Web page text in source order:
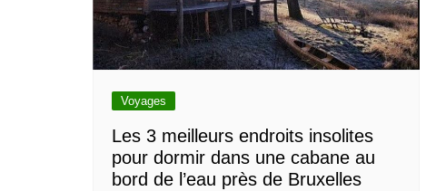
Voyages
Les 3 meilleurs endroits insolites
pour dormir dans une cabane au
bord de l’eau près de Bruxelles